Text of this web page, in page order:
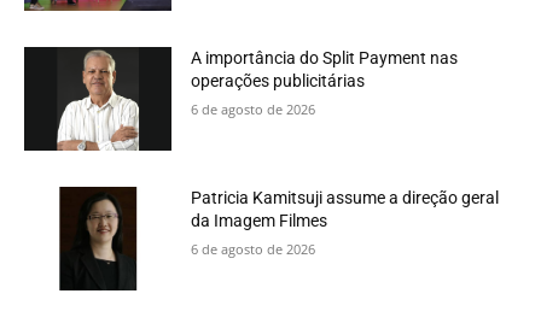
A importância do Split Payment nas
operações publicitárias
6 de agosto de 2026
Patricia Kamitsuji assume a direção geral
da Imagem Filmes
6 de agosto de 2026